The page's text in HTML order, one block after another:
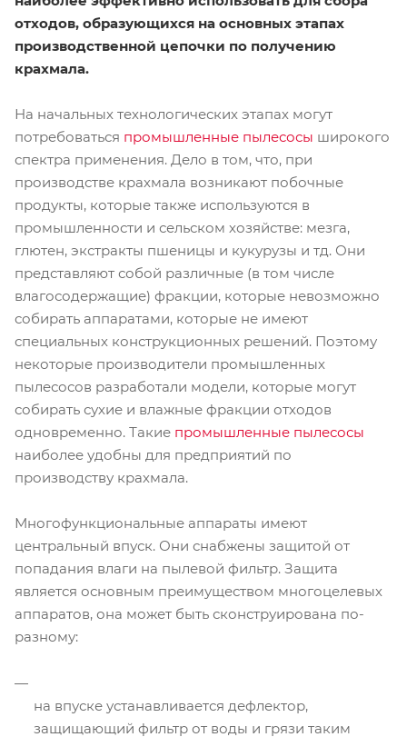
отходов, образующихся на основных этапах
производственной цепочки по получению
крахмала.
На начальных технологических этапах могут
потребоваться промышленные пылесосы широкого
спектра применения. Дело в том, что, при
производстве крахмала возникают побочные
продукты, которые также используются в
промышленности и сельском хозяйстве: мезга,
глютен, экстракты пшеницы и кукурузы и тд. Они
представляют собой различные (в том числе
влагосодержащие) фракции, которые невозможно
собирать аппаратами, которые не имеют
специальных конструкционных решений. Поэтому
некоторые производители промышленных
пылесосов разработали модели, которые могут
собирать сухие и влажные фракции отходов
одновременно. Такие промышленные пылесосы
наиболее удобны для предприятий по
производству крахмала.
Многофункциональные аппараты имеют
центральный впуск. Они снабжены защитой от
попадания влаги на пылевой фильтр. Защита
является основным преимуществом многоцелевых
аппаратов, она может быть сконструирована по-
разному:
на впуске устанавливается дефлектор,
защищающий фильтр от воды и грязи таким